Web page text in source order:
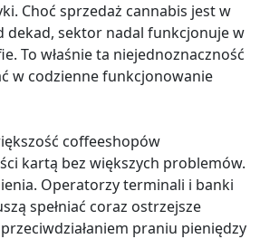
Choć sprzedaż cannabis jest w
dekad, sektor nadal funkcjonuje w
To właśnie ta niejednoznaczność
w codzienne funkcjonowanie
coffeeshopów
kartą bez większych problemów.
Operatorzy terminali i banki
spełniać coraz ostrzejsze
praniu pieniędzy